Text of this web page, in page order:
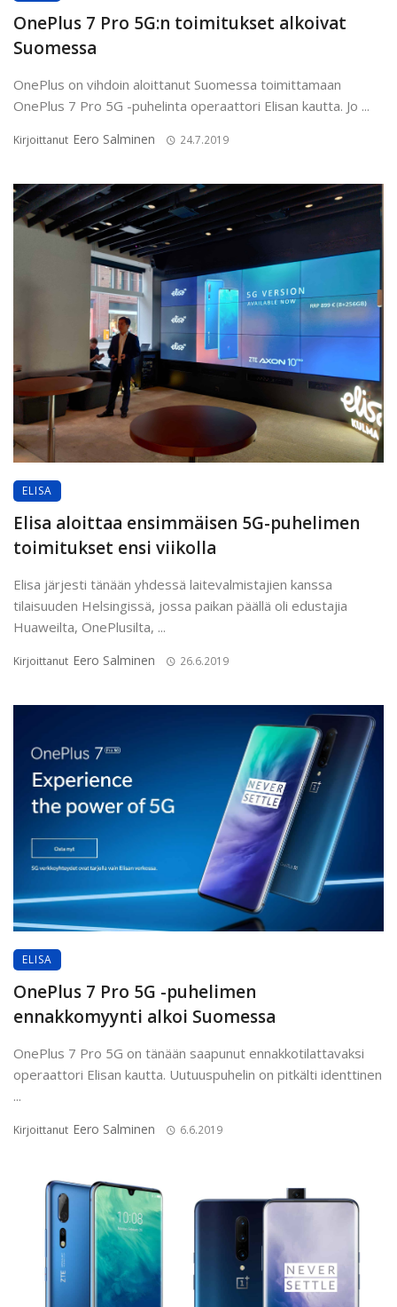
OnePlus 7 Pro 5G:n toimitukset alkoivat
Suomessa
OnePlus on vihdoin aloittanut Suomessa toimittamaan
OnePlus 7 Pro 5G -puhelinta operaattori Elisan kautta. Jo ...
Kirjoittanut Eero Salminen 24.7.2019
ELISA
Elisa aloittaa ensimmäisen 5G-puhelimen
toimitukset ensi viikolla
Elisa järjesti tänään yhdessä laitevalmistajien kanssa
tilaisuuden Helsingissä, jossa paikan päällä oli edustajia
Huaweilta, OnePlusilta, ...
Kirjoittanut Eero Salminen 26.6.2019
ELISA
OnePlus 7 Pro 5G -puhelimen
ennakkomyynti alkoi Suomessa
OnePlus 7 Pro 5G on tänään saapunut ennakkotilattavaksi
operaattori Elisan kautta. Uutuuspuhelin on pitkälti identtinen
...
Kirjoittanut Eero Salminen 6.6.2019